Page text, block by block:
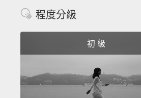
程度分級
初 級